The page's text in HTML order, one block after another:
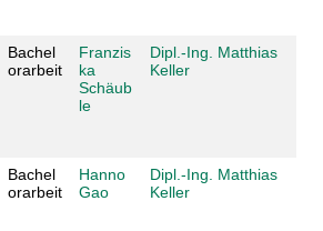
Bachel
orarbeit
Franzis
ka
Schäub
le
Dipl.-Ing. Matthias
Keller
Bachel
orarbeit
Hanno
Gao
Dipl.-Ing. Matthias
Keller